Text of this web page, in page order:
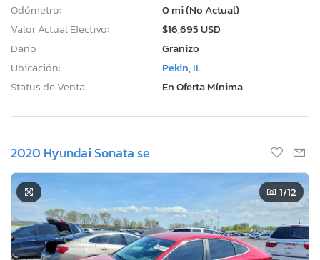
Odómetro:
0 mi (No Actual)
Valor Actual Efectivo:
$16,695 USD
Daño:
Granizo
Ubicación:
Pekin, IL
Status de Venta:
En Oferta Mínima
2020 Hyundai Sonata se
1/12